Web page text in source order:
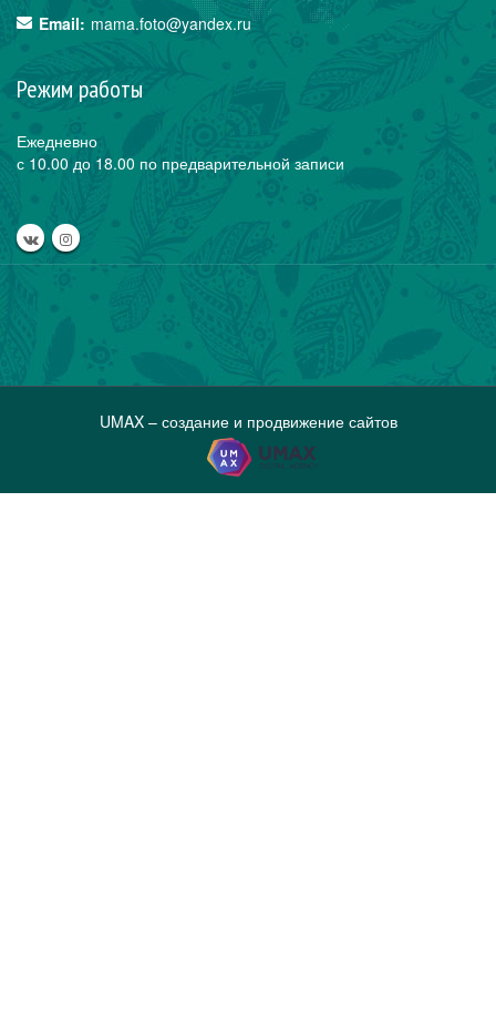
Email: mama.foto@yandex.ru
Режим работы
Ежедневно
с 10.00 до 18.00 по предварительной записи
UMAX – создание и продвижение сайтов